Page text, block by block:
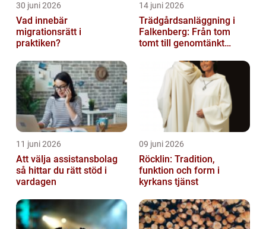
30 juni 2026
Vad innebär
migrationsrätt i
praktiken?
14 juni 2026
Trädgårdsanläggning i
Falkenberg: Från tom
tomt till genomtänkt
11 juni 2026
Att välja assistansbolag
så hittar du rätt stöd i
vardagen
09 juni 2026
Röcklin: Tradition,
funktion och form i
kyrkans tjänst